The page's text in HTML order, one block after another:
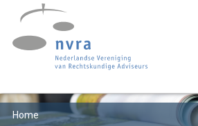
Home